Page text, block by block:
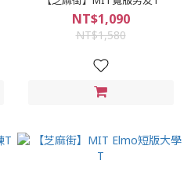
NT$1,090
NT$1,580